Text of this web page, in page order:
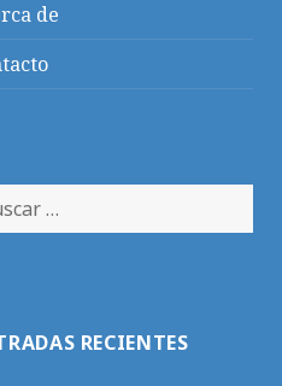
de
RECIENTES